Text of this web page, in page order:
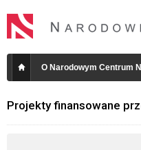
O Narodowym Centrum
Projekty finansowane